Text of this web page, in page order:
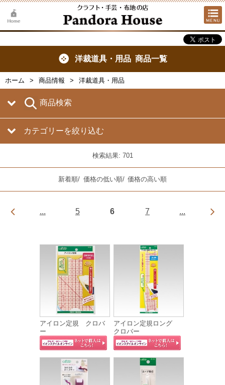
洋裁道具・用品 商品一覧
ホーム 商品情報 洋裁道具・用品
商品検索
カテゴリーを絞り込む
検索結果: 701
新着順/ 価格の低い順/ 価格の高い順
... 5 6 7 ...
アイロン定規 クロバ
ー
アイロン定規ロング
クロバー